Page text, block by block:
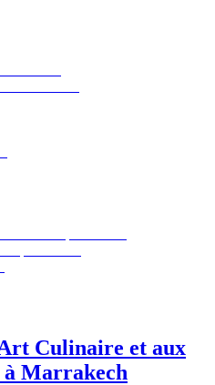
Culinaire et aux
à Marrakech